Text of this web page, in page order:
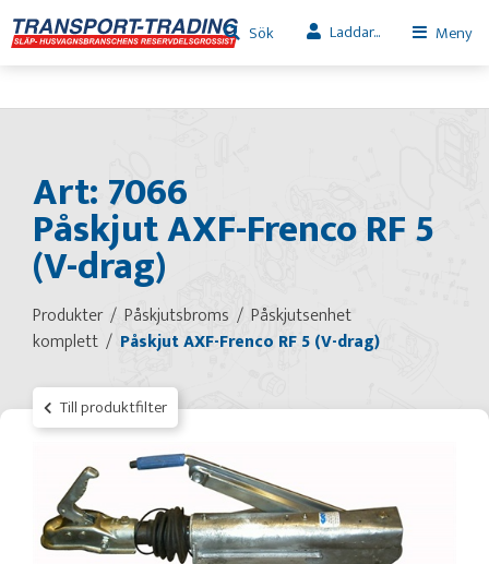
Sök Laddar... Meny
Art: 7066
Påskjut AXF-Frenco RF 5
(V-drag)
Produkter Påskjutsbroms
Påskjutsenhet
komplett
Påskjut AXF-Frenco RF 5 (V-drag)
Till produktfilter